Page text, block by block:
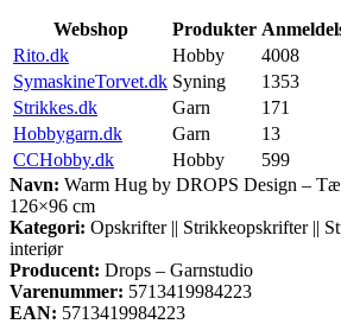
Webshop Produkter
Rito.dk
Hobby 4008
SymaskineTorvet.dk Syning 1353
Strikkes.dk
Garn 171
Hobbygarn.dk
Garn 13
CCHobby.dk
Hobby 599
Navn: Warm Hug by DROPS Design –
126×96 cm
Kategori: Opskrifter || Strikkeopskrifter ||
interiør
Producent: Drops – Garnstudio
Varenummer: 5713419984223
EAN: 5713419984223